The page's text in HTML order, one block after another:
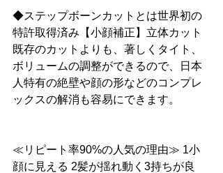
◆ステップボーンカットとは世界初の
特許取得済み【小顔補正】立体カット
既存のカットよりも、著しくタイト、
ボリュームの調整ができるので、日本
人特有の絶壁や顔の形などのコンプレ
ックスの解消も容易にできます。
≪リピート率90%の人気の理由≫ 1小
顔に見える 2髪が揺れ動く3持ちが良